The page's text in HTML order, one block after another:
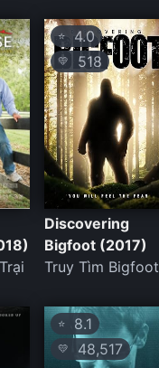
⭐ 4.0
💛 518
Discovering
Bigfoot (2017)
Truy Tìm Bigfoot
⭐ 8.1
💛 48,517